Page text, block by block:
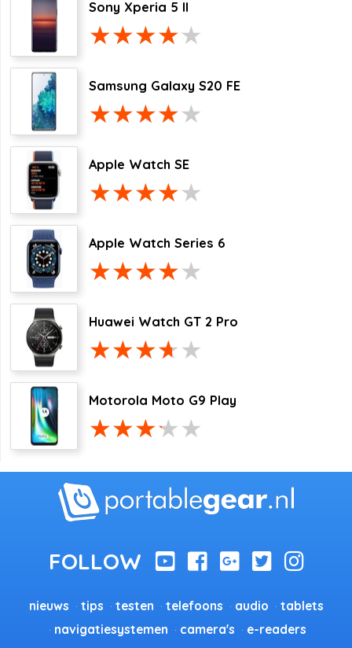
Sony Xperia 5 II
Samsung Galaxy S20 FE
Apple Watch SE
Apple Watch Series 6
Huawei Watch GT 2 Pro
Motorola Moto G9 Play
nieuws tips testen telefoons audio
tablets
navigatiesystemen
camera's
e-readers